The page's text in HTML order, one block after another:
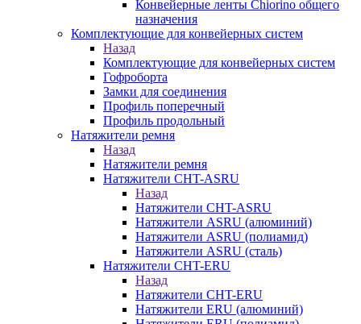
Конвейерные ленты Chiorino общего
назначения
Комплектующие для конвейерных систем
Назад
Комплектующие для конвейерных систем
Гофроборта
Замки для соединения
Профиль поперечный
Профиль продольный
Натяжители ремня
Назад
Натяжители ремня
Натяжители CHT-ASRU
Назад
Натяжители CHT-ASRU
Натяжители ASRU (алюминий)
Натяжители ASRU (полиамид)
Натяжители ASRU (сталь)
Натяжители CHT-ERU
Назад
Натяжители CHT-ERU
Натяжители ERU (алюминий)